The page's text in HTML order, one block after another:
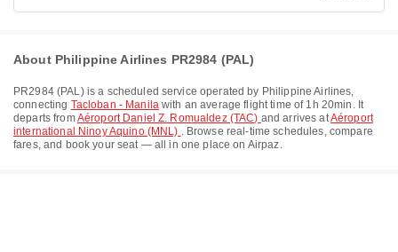
About Philippine Airlines PR2984 (PAL)
PR2984(PAL) is a scheduled service operated by Philippine Airlines,
connecting Tacloban - Manilawith an average flight time of 1h 20min . It
departs fromAéroport Daniel Z. Romualdez (TAC) and arrives atAéroport
international Ninoy Aquino (MNL) . Browse real-time schedules, compare
fares, and book your seat — all in one place on Airpaz.